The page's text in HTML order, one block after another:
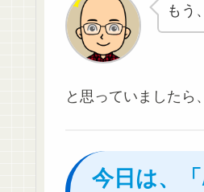
もう
と思っていましたら
今日は、